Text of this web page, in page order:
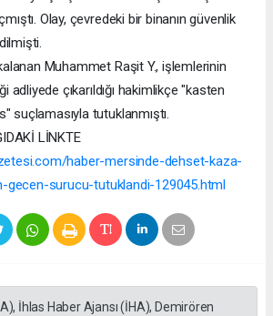
Olay, çevredeki bir binanın güvenlik
Muhammet Raşit Y., işlemlerinin
adliyede çıkarıldığı hakimlikçe "kasten
suçlamasıyla tutuklanmıştı.
LİNKTE
haber-mersinde-dehset-kaza-
gecen-surucu-tutuklandi-129045.html
İhlas Haber Ajansı (İHA), Demirören